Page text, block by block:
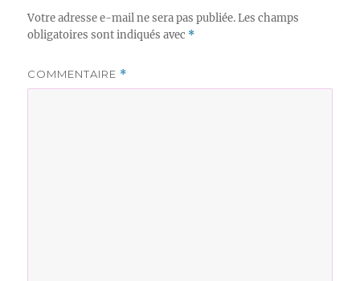
Votre adresse e-mail ne sera pas publiée. Les champs
obligatoires sont indiqués avec *
COMMENTAIRE *